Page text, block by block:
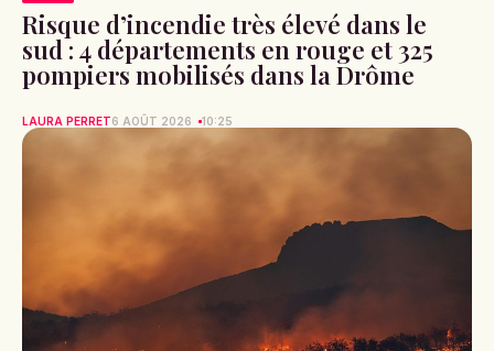
Risque d’incendie très élevé dans le
sud : 4 départements en rouge et 325
pompiers mobilisés dans la Drôme
LAURA PERRET6 AOÛT 2026 10:25